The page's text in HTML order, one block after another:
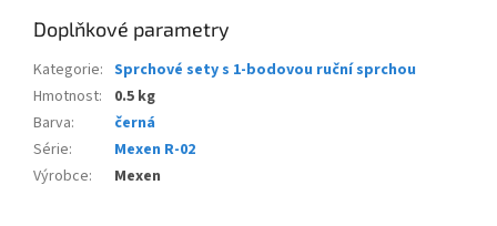
Doplňkové parametry
Kategorie: Sprchové sety s 1-bodovou ruční sprchou
Hmotnost:
0.5 kg
Barva:
černá
Série:
Mexen R-02
Výrobce: Mexen